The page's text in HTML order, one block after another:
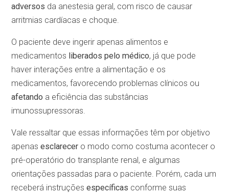
adversos da anestesia geral, com risco de causar
arritmias cardíacas e choque.
O paciente deve ingerir apenas alimentos e
medicamentos liberados pelo médico, já que pode
haver interações entre a alimentação e os
medicamentos, favorecendo problemas clínicos ou
afetando a eficiência das substâncias
imunossupressoras.
Vale ressaltar que essas informações têm por objetivo
apenasesclarecer o modo como costuma acontecer o
pré-operatório do transplante renal, e algumas
orientações passadas para o paciente. Porém, cada um
receberá instruçõesespecíficas conforme suas